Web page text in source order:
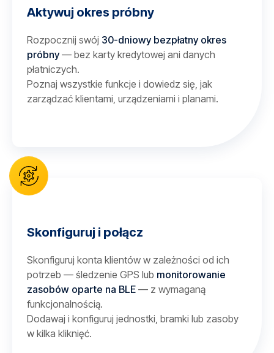
Aktywuj okres próbny
Rozpocznij swój 30-dniowy bezpłatny okres
próbny— bez karty kredytowej ani danych
płatniczych.
Poznaj wszystkie funkcje i dowiedz się, jak
zarządzać klientami, urządzeniami i planami.
Skonfiguruj i połącz
Skonfiguruj konta klientów w zależności od ich
potrzeb — śledzenie GPS lub monitorowanie
zasobów oparte na BLE — z wymaganą
funkcjonalnością.
Dodawaj i konfiguruj jednostki, bramki lub zasoby
w kilka kliknięć.